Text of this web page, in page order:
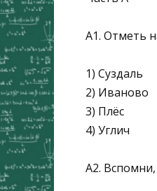
А1. Отметь
1) Суздаль
2) Иваново
3) Плёс
4) Углич
А2.